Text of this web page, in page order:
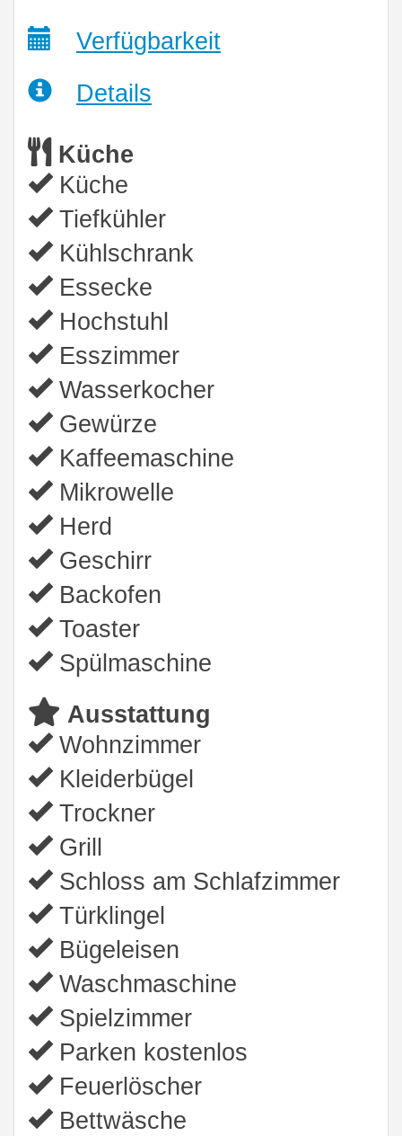
Verfügbarkeit
Details
Küche
Küche
Tiefkühler
Kühlschrank
Essecke
Hochstuhl
Esszimmer
Wasserkocher
Gewürze
Kaffeemaschine
Mikrowelle
Herd
Geschirr
Backofen
Toaster
Spülmaschine
Ausstattung
Wohnzimmer
Kleiderbügel
Trockner
Grill
Schloss am Schlafzimmer
Türklingel
Bügeleisen
Waschmaschine
Spielzimmer
Parken kostenlos
Feuerlöscher
Bettwäsche